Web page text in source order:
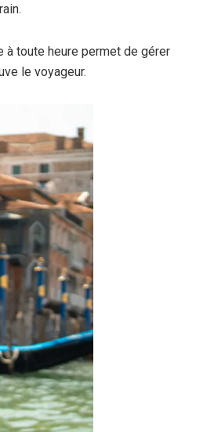
à toute heure permet de gérer
le voyageur.